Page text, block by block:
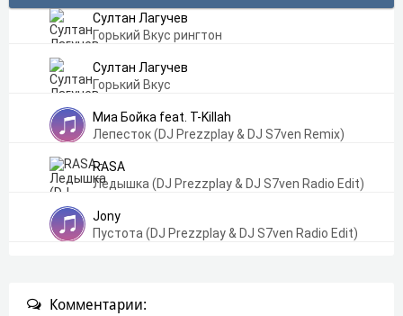
Султан Лагучев
Горький Вкус рингтон
Султан Лагучев
Горький Вкус
Миа Бойка feat. T-Killah
Лепесток (DJ Prezzplay & DJ S7ven Remix)
RASA
Ледышка (DJ Prezzplay & DJ S7ven Radio Edit)
Jony
Пустота (DJ Prezzplay & DJ S7ven Radio Edit)
Комментарии: